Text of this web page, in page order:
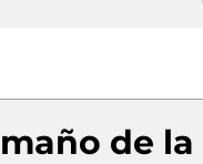
de